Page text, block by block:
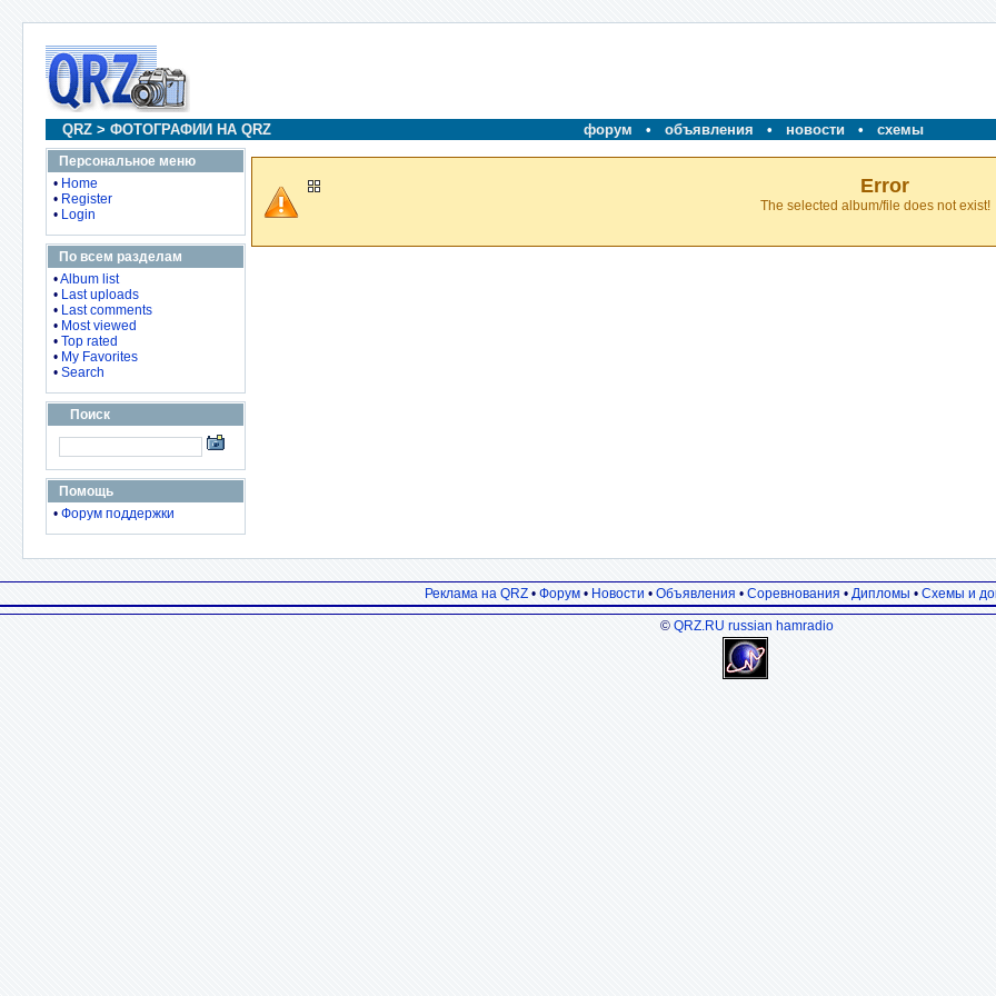
QRZ > ФОТОГРАФИИ НА QRZ форум • объявления • новости • схемы
Персональное меню
• Home
• Register
• Login
По всем разделам
•Album list
• Last uploads
• Last comments
• Most viewed
• Top rated
• My Favorites
• Search
Поиск
Помощь
• Форум поддержки
Error
The selected album/file does not exist!
Реклама на QRZ • Форум • Новости • Объявления • Соревнования • Дипломы • Схемы и
© QRZ.RU russian hamradio